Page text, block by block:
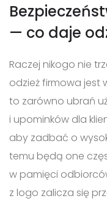
— co daje
Raczej nikogo nie
odzież firmowa jest
to zarówno ubrań
i upominków dla
aby zadbać o
temu będą one
w pamięci
z logo zalicza się